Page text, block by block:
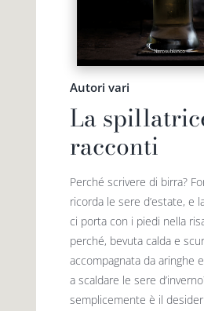
Autori vari
La
racconti
Perché scrivere di birra?
ricorda le sere d’estate, e
ci porta con i piedi nella
perché, bevuta calda e
accompagnata da arin­ghe
a scaldare le sere
semplicemente è il